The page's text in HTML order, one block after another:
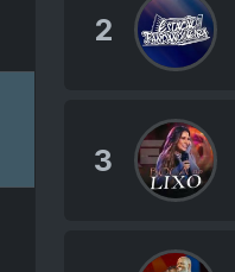
2
3